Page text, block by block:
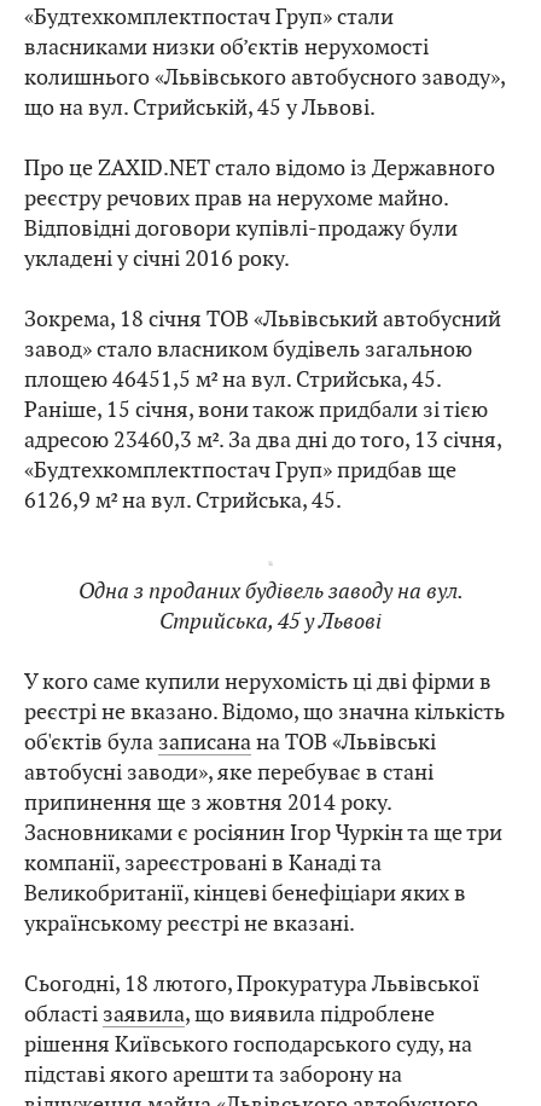
«Будтехкомплектпостач Груп» стали
власниками низки об’єктів нерухомості
колишнього «Львівського автобусного заводу»,
що на вул. Стрийській, 45 у Львові.
Про це ZAXID.NET стало відомо із Державного
реєстру речових прав на нерухоме майно.
Відповідні договори купівлі-продажу були
укладені у січні 2016 року.
Зокрема, 18 січня ТОВ «Львівський автобусний
завод» стало власником будівель загальною
площею 46451,5 м² на вул. Стрийська, 45.
Раніше, 15 січня, вони також придбали зі тією
адресою 23460,3 м². За два дні до того, 13 січня,
«Будтехкомплектпостач Груп» придбав ще
6126,9 м² на вул. Стрийська, 45.
Одна з проданих будівель заводу на вул.
Стрийська, 45 у Львові
У кого саме купили нерухомість ці дві фірми в
реєстрі не вказано. Відомо, що значна кількість
об'єктів була записанана ТОВ «Львівські
автобусні заводи», яке перебуває в стані
припинення ще з жовтня 2014 року.
Засновниками є росіянин Ігор Чуркін та ще три
компанії, зареєстровані в Канаді та
Великобританії, кінцеві бенефіціари яких в
українському реєстрі не вказані.
Сьогодні, 18 лютого, Прокуратура Львівської
області заявила, що виявила підроблене
рішення Київського господарського суду, на
підставі якого арешти та заборону на